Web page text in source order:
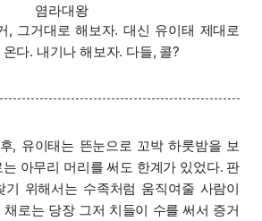
염라대왕
, 그거대로 해보자. 대신 유이태 제대로
다. 내기나 해보자. 다들, 콜?
, 유이태는 뜬눈으로 꼬박 하룻밤을 보
아무리 머리를 써도 한계가 있었다. 판
위해서는 수족처럼 움직여줄 사람이
로는 당장 그저 치들이 수를 써서 증거